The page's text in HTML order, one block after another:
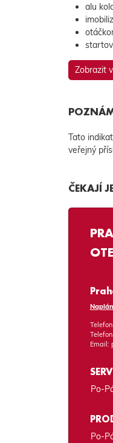
alu
Zobrazit
Tato
veřejný
ČEKAJÍ
Email:
Po-
Po-